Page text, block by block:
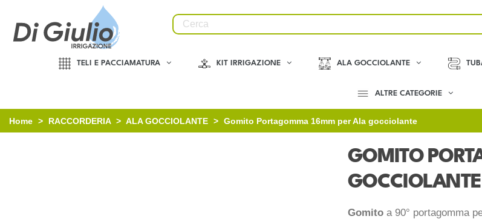
TELI E PACCIAMATURA KIT IRRIGAZIONE ALA GOCCIOLANTE
ALTRE CATEGORIE
Home > RACCORDERIA > ALA GOCCIOLANTE > Gomito Portagomma 16mm per Ala gocciolante
GOMITO
GOCCIOLANTE
Gomito a 90° portagomma